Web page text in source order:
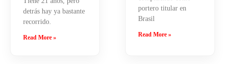
detrás hay ya bastante
recorrido.
Read More »
portero titular en
Brasil
Read More »